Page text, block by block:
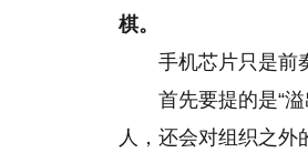
棋。
手机芯片只是前
首先要提的是“
人，还会对组织之